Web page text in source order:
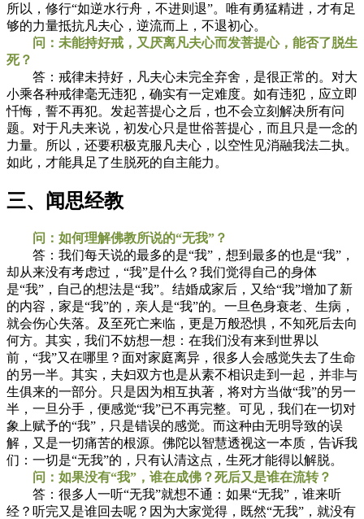
所以，修行“如逆水行舟，不进则退”。唯有勇猛精进，才有足
够的力量抵抗凡夫心，逆流而上，不退初心。
问：未能持好戒，又厌离凡夫心而发菩提心，能否了脱生
死？
答：戒律未持好，凡夫心未完全弃舍，是很正常的。对大
小乘各种戒律毫无违犯，确实有一定难度。如有违犯，应立即
忏悔，誓不再犯。发起菩提心之后，也不会立刻解决所有问
题。对于凡夫来说，初发心只是世俗菩提心，而且只是一念的
力量。所以，还要积极克服凡夫心，以空性见消融我法二执。
如此，才能具足了生脱死的自主能力。
三、闻思经教
问：如何理解佛教所说的“无我”？
答：我们每天说的最多的是“我”，想到最多的也是“我”，
却从来没有考虑过，“我”是什么？我们觉得自己的身体
是“我”，自己的想法是“我”。结婚成家后，又给“我”增加了新
的内容，家是“我”的，亲人是“我”的。一旦色身衰老、生病，
就会伤心失落。及至死亡来临，更是万般恐惧，不知死后去向
何方。其实，我们不妨想一想：在我们没有来到世界以
前，“我”又在哪里？面对家庭离异，很多人会感觉失去了生命
的另一半。其实，夫妇双方也是从素不相识走到一起，并非与
生俱来的一部分。只是因为相互执著，将对方当做“我”的另一
半，一旦分手，便感觉“我”已不再完整。可见，我们在一切对
象上赋予的“我”，只是错误的感觉。而这种由无明导致的误
解，又是一切痛苦的根源。佛陀以智慧透视这一本质，告诉我
们：一切是“无我”的，只有认清这点，生死才能得以解脱。
问：如果没有“我”，谁在成佛？死后又是谁在流转？
答：很多人一听“无我”就想不通：如果“无我”，谁来听
经？听完又是谁回去呢？因为大家觉得，既然“无我”，就没有